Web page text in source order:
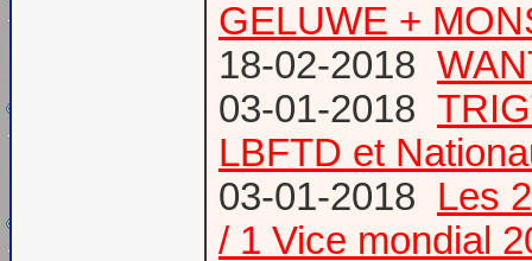
GELUWE +
18-02-2018
03-01-2018
LBFTD et
03-01-2018 Les
/ 1 Vice mondial